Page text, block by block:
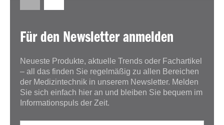
Für den Newsletter anmelden
Neueste Produkte, aktuelle Trends oder Fachartikel
– all das finden Sie regelmäßig zu allen Bereichen
der Medizintechnik in unserem Newsletter. Melden
Sie sich einfach hier an und bleiben Sie bequem im
Informationspuls der Zeit.